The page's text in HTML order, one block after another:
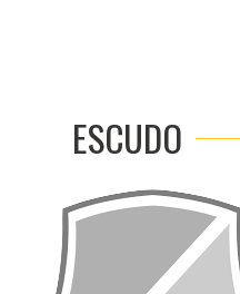
ESCUDO